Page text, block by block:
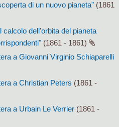
di un nuovo pianeta" (1861
calcolo dell'orbita del pianeta
(1861 - 1861)
a Giovanni Virginio Schiaparelli
a Christian Peters (1861 -
a Urbain Le Verrier (1861 -